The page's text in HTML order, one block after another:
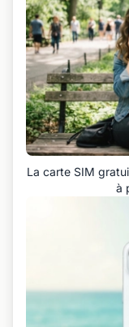
La carte SIM
à